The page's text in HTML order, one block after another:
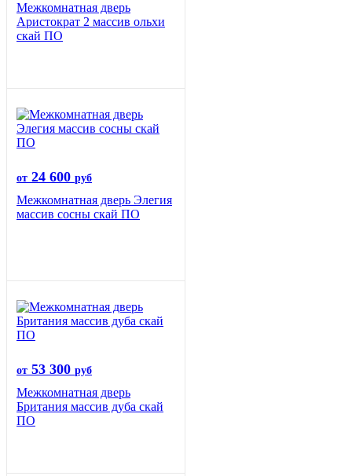
Межкомнатная дверь
Аристократ 2 массив ольхи
скай ПО
от 24 600 руб
Межкомнатная дверь Элегия
массив сосны скай ПО
от 53 300 руб
Межкомнатная дверь
Британия массив дуба скай
ПО